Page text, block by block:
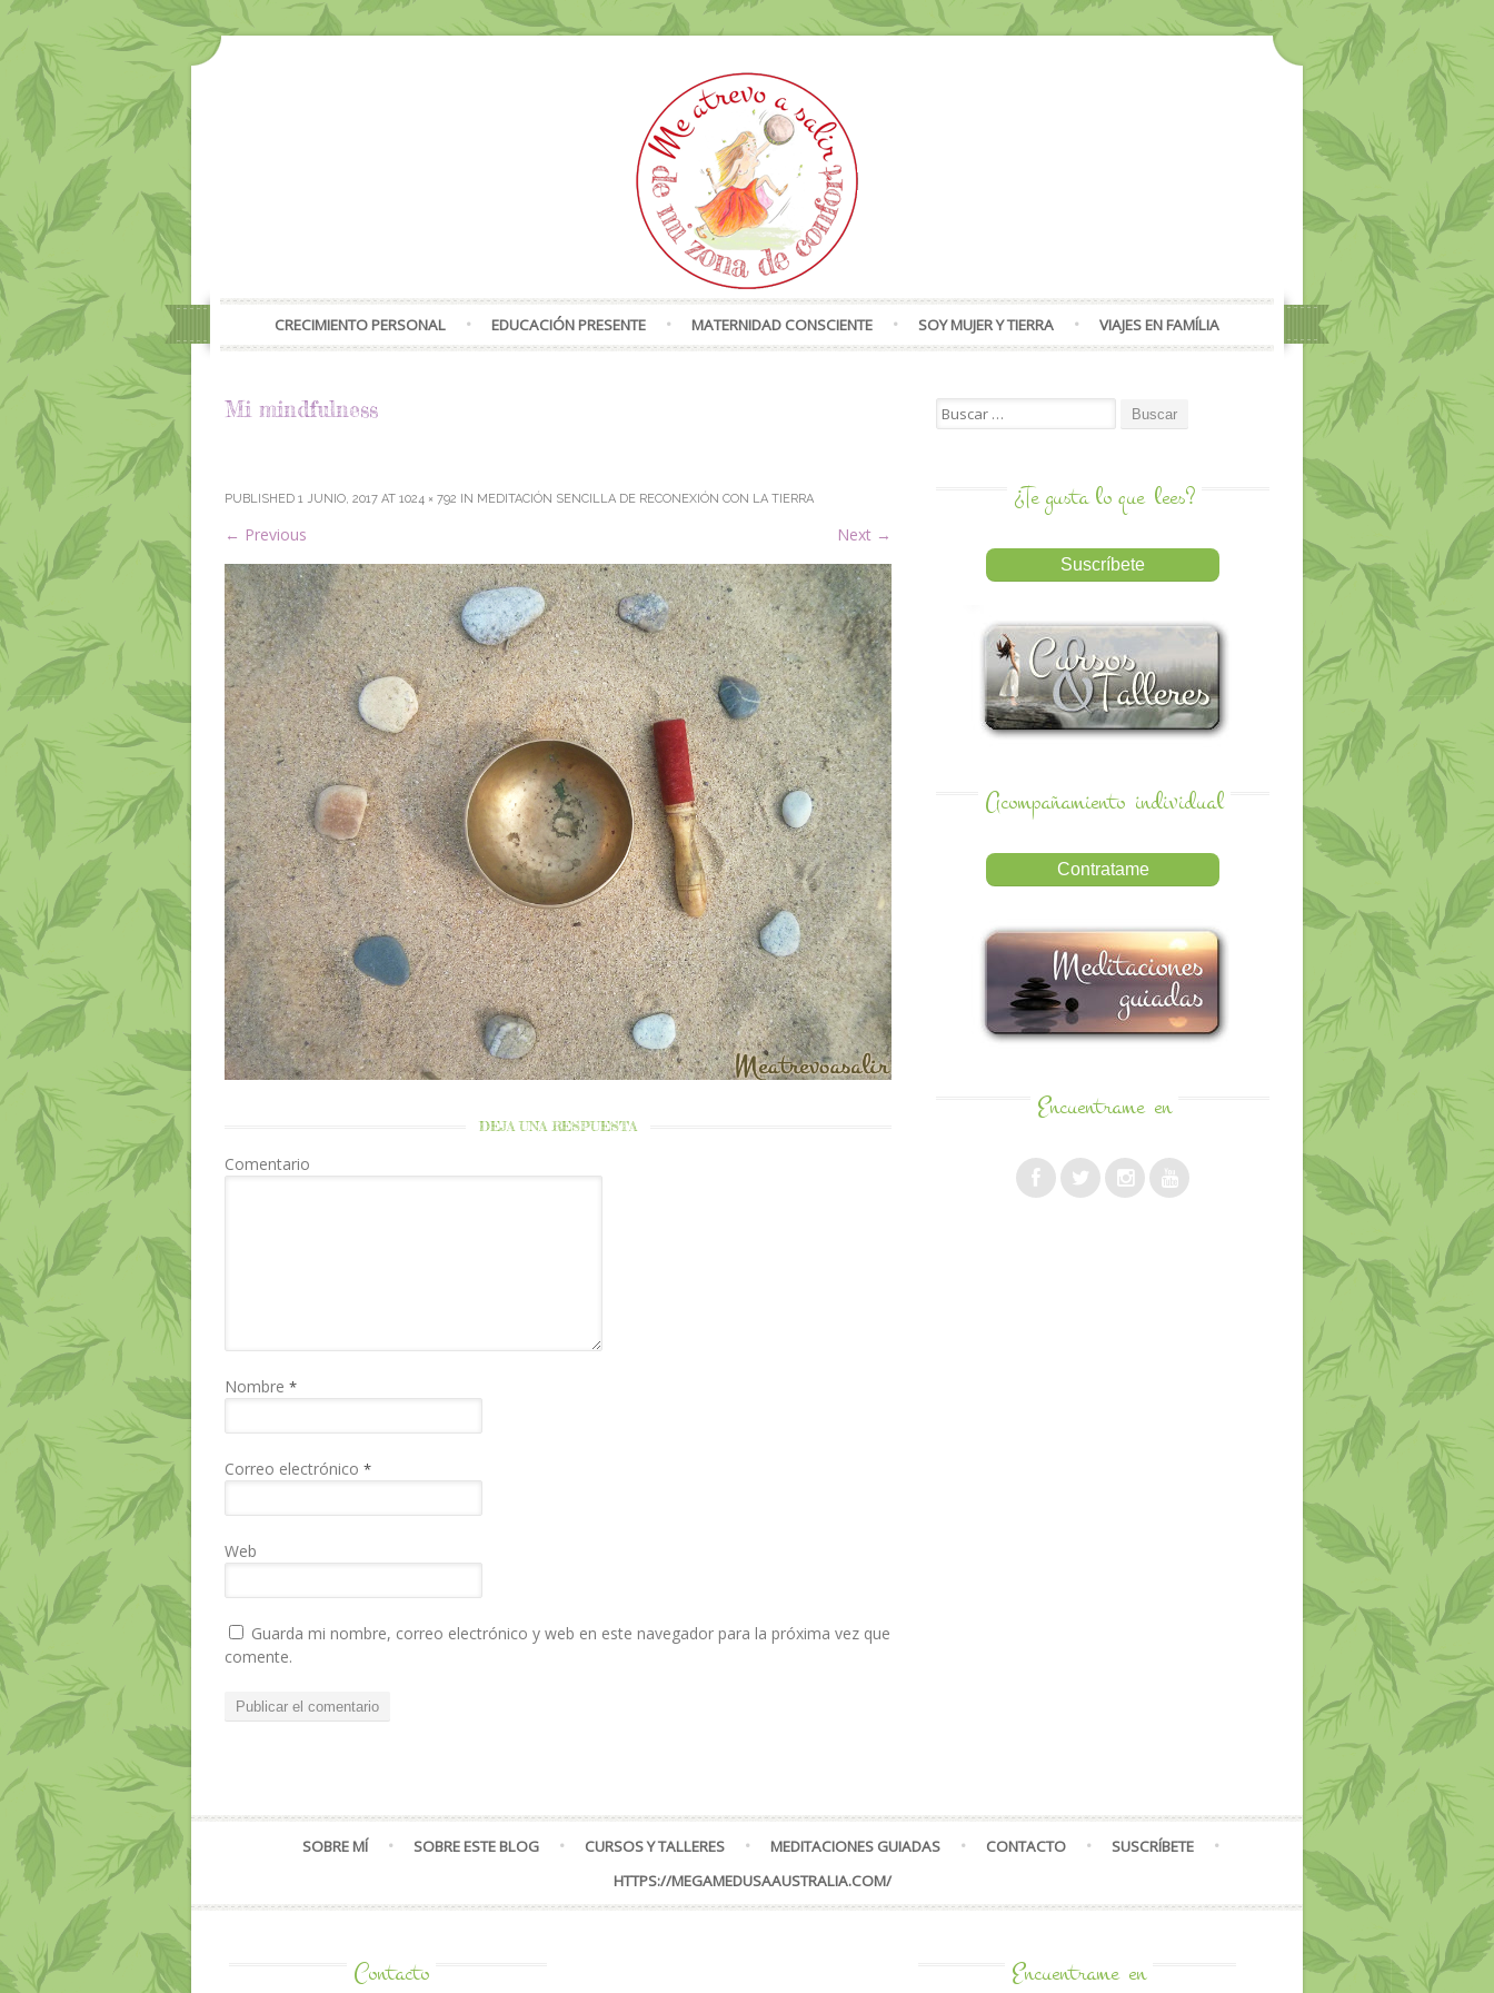
CRECIMIENTO PERSONAL EDUCACIÓN PRESENTE MATERNIDAD CONSCIENTE SOY MUJER Y TIERRA VIAJES EN FAMÍLIA
Mi mindfulness
PUBLISHED 1 JUNIO, 2017 AT 1024 × 792 IN MEDITACIÓN SENCILLA DE RECONEXIÓN CON LA TIERRA
← Previous Next →
DEJA UNA RESPUESTA
Comentario
Nombre *
Correo electrónico *
Web
Guarda mi nombre, correo electrónico y web en este navegador para la próxima vez que
comente.
Search for:
¿Te gusta lo que lees?
Acompañamiento individual
Encuentrame en
SOBRE MÍ SOBRE ESTE BLOG CURSOS Y TALLERES MEDITACIONES GUIADAS CONTACTO
SUSCRÍBETE
HTTPS://MEGAMEDUSAAUSTRALIA.COM/
Contacto Encuentrame en